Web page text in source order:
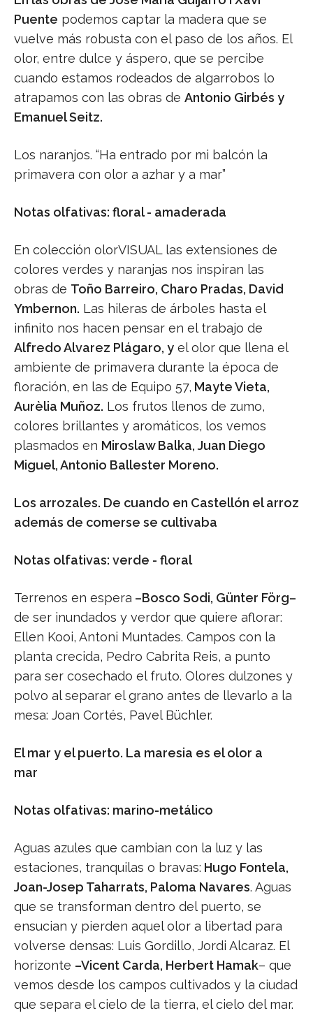
Puente podemos captar la madera que se
vuelve más robusta con el paso de los años. El
olor, entre dulce y áspero, que se percibe
cuando estamos rodeados de algarrobos lo
atrapamos con las obras de Antonio Girbés y
Emanuel Seitz.
Los naranjos. “Ha entrado por mi balcón la
primavera con olor a azhar y a mar”
Notas olfativas: floral - amaderada
En colección olorVISUAL las extensiones de
colores verdes y naranjas nos inspiran las
obras de Toño Barreiro, Charo Pradas, David
Ymbernon. Las hileras de árboles hasta el
infinito nos hacen pensar en el trabajo de
Alfredo Alvarez Plágaro, y el olor que llena el
ambiente de primavera durante la época de
floración, en las de Equipo 57, Mayte Vieta,
Aurèlia Muñoz. Los frutos llenos de zumo,
colores brillantes y aromáticos, los vemos
plasmados en Miroslaw Balka, Juan Diego
Miguel, Antonio Ballester Moreno.
Los arrozales. De cuando en Castellón el arroz
además de comerse se cultivaba
Notas olfativas: verde - floral
Terrenos en espera –Bosco Sodi, Günter Förg–
de ser inundados y verdor que quiere aflorar:
Ellen Kooi, Antoni Muntades. Campos con la
planta crecida, Pedro Cabrita Reis, a punto
para ser cosechado el fruto. Olores dulzones y
polvo al separar el grano antes de llevarlo a la
mesa: Joan Cortés, Pavel Büchler.
El mar y el puerto. La maresia es el olor a
mar
Notas olfativas: marino-metálico
Aguas azules que cambian con la luz y las
estaciones, tranquilas o bravas: Hugo Fontela,
Joan-Josep Taharrats, Paloma Navares. Aguas
que se transforman dentro del puerto, se
ensucian y pierden aquel olor a libertad para
volverse densas: Luis Gordillo, Jordi Alcaraz. El
horizonte –Vicent Carda, Herbert Hamak– que
vemos desde los campos cultivados y la ciudad
que separa el cielo de la tierra, el cielo del mar.